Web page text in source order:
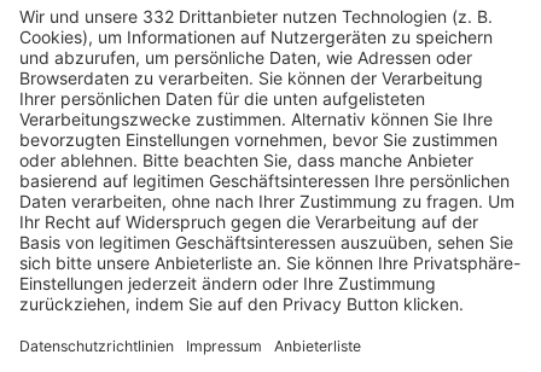
HÄUFIG BESUCHTE SEITEN
Pässe und Vereinswechsel
Trainerausbildung
Schulungsangebot Vereinsmitarbeiter
BFV-Geschäftsstellen
Trainerbörse
Login SpielPlus
FOLGE DEM BFV